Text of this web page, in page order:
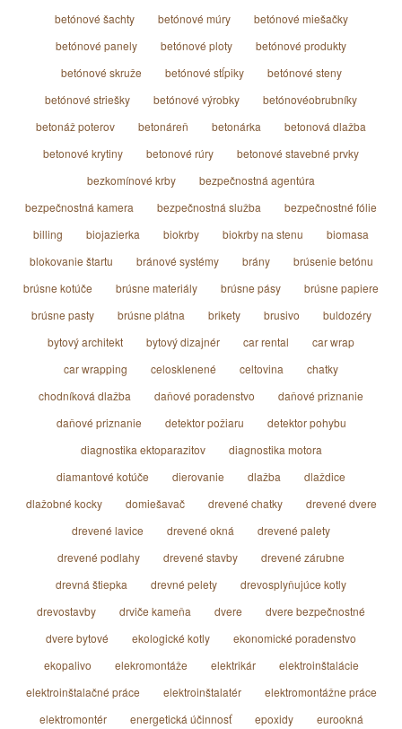
betónové šachty betónové múry
betónové miešačky
betónové panely
betónové ploty
betónové produkty
betónové skruže
betónové stĺpiky
betónové steny
betónové striešky
betónové výrobky
betónovéobrubníky
betonáž poterov
betonáreň betonárka
betonová dlažba
betonové krytiny
betonové rúry
betonové stavebné prvky
bezkomínové krby
bezpečnostná agentúra
bezpečnostná kamera
bezpečnostná služba
bezpečnostné fólie
billing
biojazierka biokrby biokrby na stenu
biomasa
blokovanie štartu
bránové systémy brány
brúsenie betónu
brúsne kotúče
brúsne materiály brúsne pásy
brúsne papiere
brúsne pasty
brúsne plátna brikety brusivo
buldozéry
bytový architekt
bytový dizajnér car rental
car wrap
car wrapping
celosklenené celtovina
chatky
chodníková dlažba
daňové poradenstvo
daňové priznanie
daňové priznanie
detektor požiaru
detektor pohybu
diagnostika ektoparazitov
diagnostika motora
diamantové kotúče
dierovanie dlažba
dlaždice
dlažobné kocky
domiešavač drevené chatky
drevené dvere
drevené lavice
drevené okná
drevené palety
drevené podlahy
drevené stavby
drevené zárubne
drevná štiepka
drevné pelety
drevosplyňujúce kotly
drevostavby
drviče kameňa dvere
dvere bezpečnostné
dvere bytové
ekologické kotly
ekonomické poradenstvo
ekopalivo
elekromontáže elektrikár
elektroinštalácie
elektroinštalačné práce
elektroinštalatér
elektromontážne práce
elektromontér
energetická účinnosť epoxidy
eurookná